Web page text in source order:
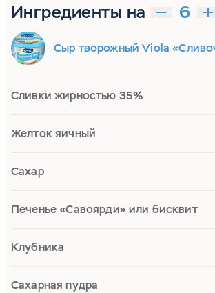
Ингредиенты на
Сыр творожный Viola
Сливки жирностью 35%
Желток яичный
Сахар
Печенье «Савоярди» или бисквит
Клубника
Сахарная пудра